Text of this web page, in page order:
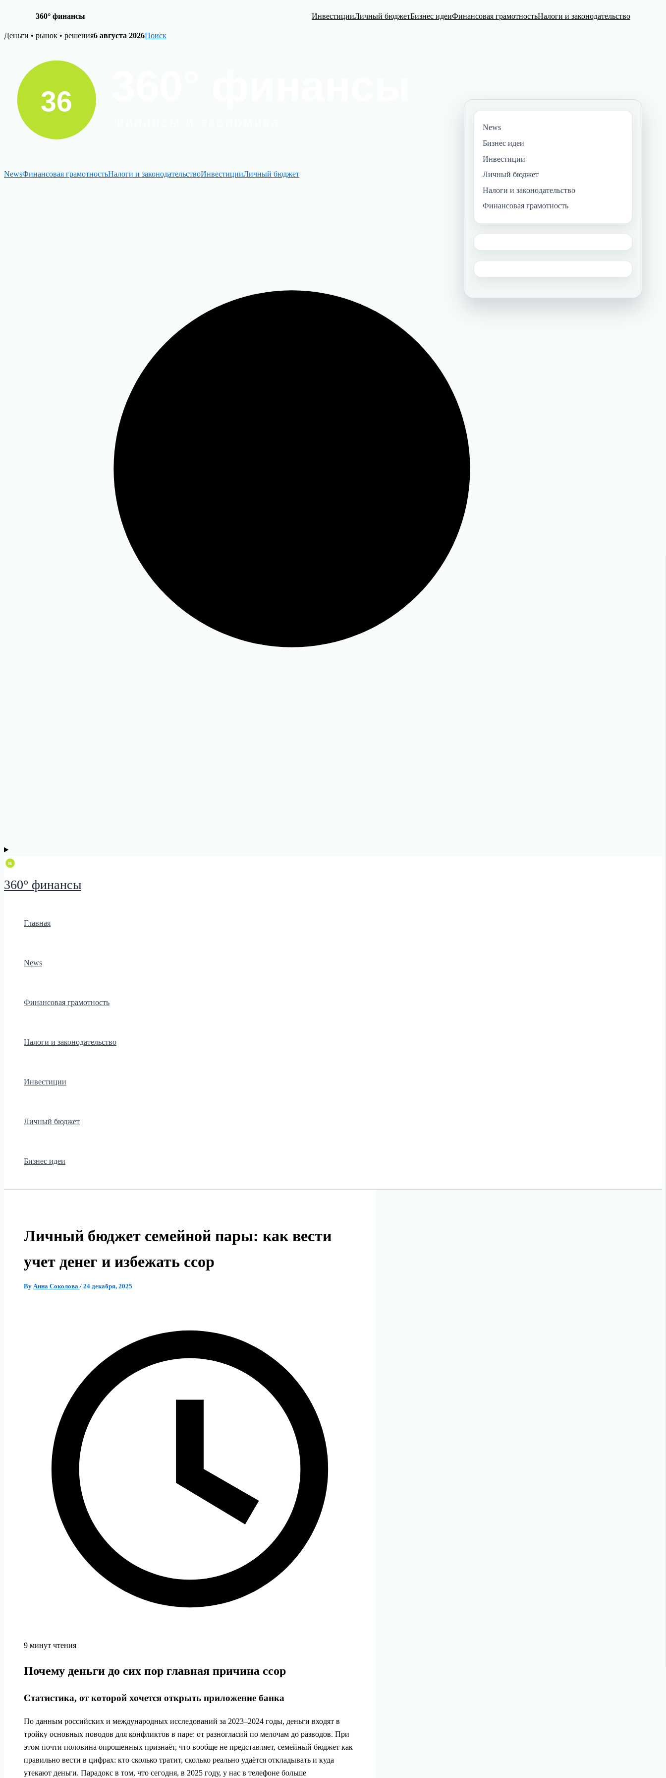
360° финансы ИнвестицииЛичный бюджетБизнес идеиФинансовая грамотностьНалоги и законодательство
Skip
Деньги • рынок • решения6 августа 2026Поиск
NewsФинансовая грамотностьНалоги и законодательствоИнвестицииЛичный бюджет
360° финансы
Главная
News
Финансовая грамотность
Налоги и законодательство
Инвестиции
Личный бюджет
Бизнес идеи
Личный бюджет семейной пары: как вести
учет денег и избежать ссор
By Анна Соколова / 24 декабря, 2025
9 минут чтения
Почему деньги до сих пор главная причина ссор
Статистика, от которой хочется открыть приложение банка
По данным российских и международных исследований за 2023–2024 годы, деньги входят в
тройку основных поводов для конфликтов в паре: от разногласий по мелочам до разводов. При
этом почти половина опрошенных признаёт, что вообще не представляет, семейный бюджет как
правильно вести в цифрах: кто сколько тратит, сколько реально удаётся откладывать и куда
утекают деньги. Парадокс в том, что сегодня, в 2025 году, у нас в телефоне больше
News
Бизнес идеи
Инвестиции
Личный бюджет
Налоги и законодательство
Финансовая грамотность